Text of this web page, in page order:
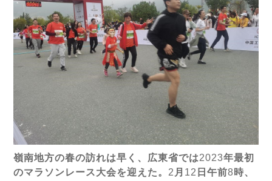
嶺南地方の春の訪れは早く、広東省では2023年最初
のマラソンレース大会を迎えた。 2 月 12 日午前8時、